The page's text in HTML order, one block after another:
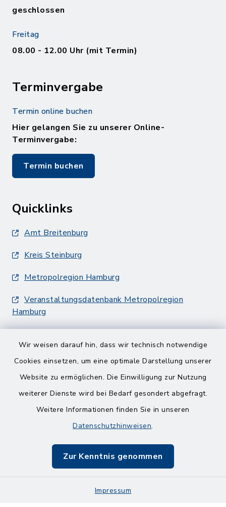
Wir weisen darauf hin, dass wir technisch notwendige
Cookies einsetzen, um eine optimale Darstellung unserer
Website zu ermöglichen. Die Einwilligung zur Nutzung
weiterer Dienste wird bei Bedarf gesondert abgefragt.
Weitere Informationen finden Sie in unseren
Datenschutzhinweisen.
Zur Kenntnis genommen
Impressum
geschlossen
Freitag
08.00 - 12.00 Uhr (mit Termin)
Terminvergabe
Termin online buchen
Hier gelangen Sie zu unserer Online-
Terminvergabe:
Termin buchen
Quicklinks
Amt Breitenburg
Kreis Steinburg
Metropolregion Hamburg
Veranstaltungsdatenbank Metropolregion
Hamburg
Barrierefreiheit
Impressum
Sitemap